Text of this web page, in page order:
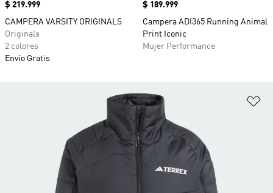
Precio
$ 219.999
CAMPERA VARSITY ORIGINALS
Originals
2 colores
Envío Gratis
Precio
$ 189.999
Campera ADI365 Running Animal
Print Iconic
Mujer Performance